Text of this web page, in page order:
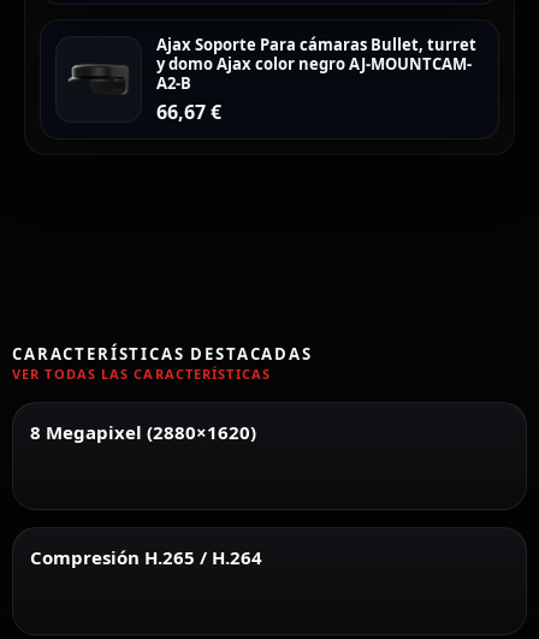
Ajax Soporte Para cámaras Bullet, turret
y domo Ajax color negro AJ-MOUNTCAM-
A2-B
66,67€
CARACTERÍSTICAS DESTACADAS
VER TODAS LAS CARACTERÍSTICAS
8 Megapixel (2880×1620)
Compresión H.265 / H.264